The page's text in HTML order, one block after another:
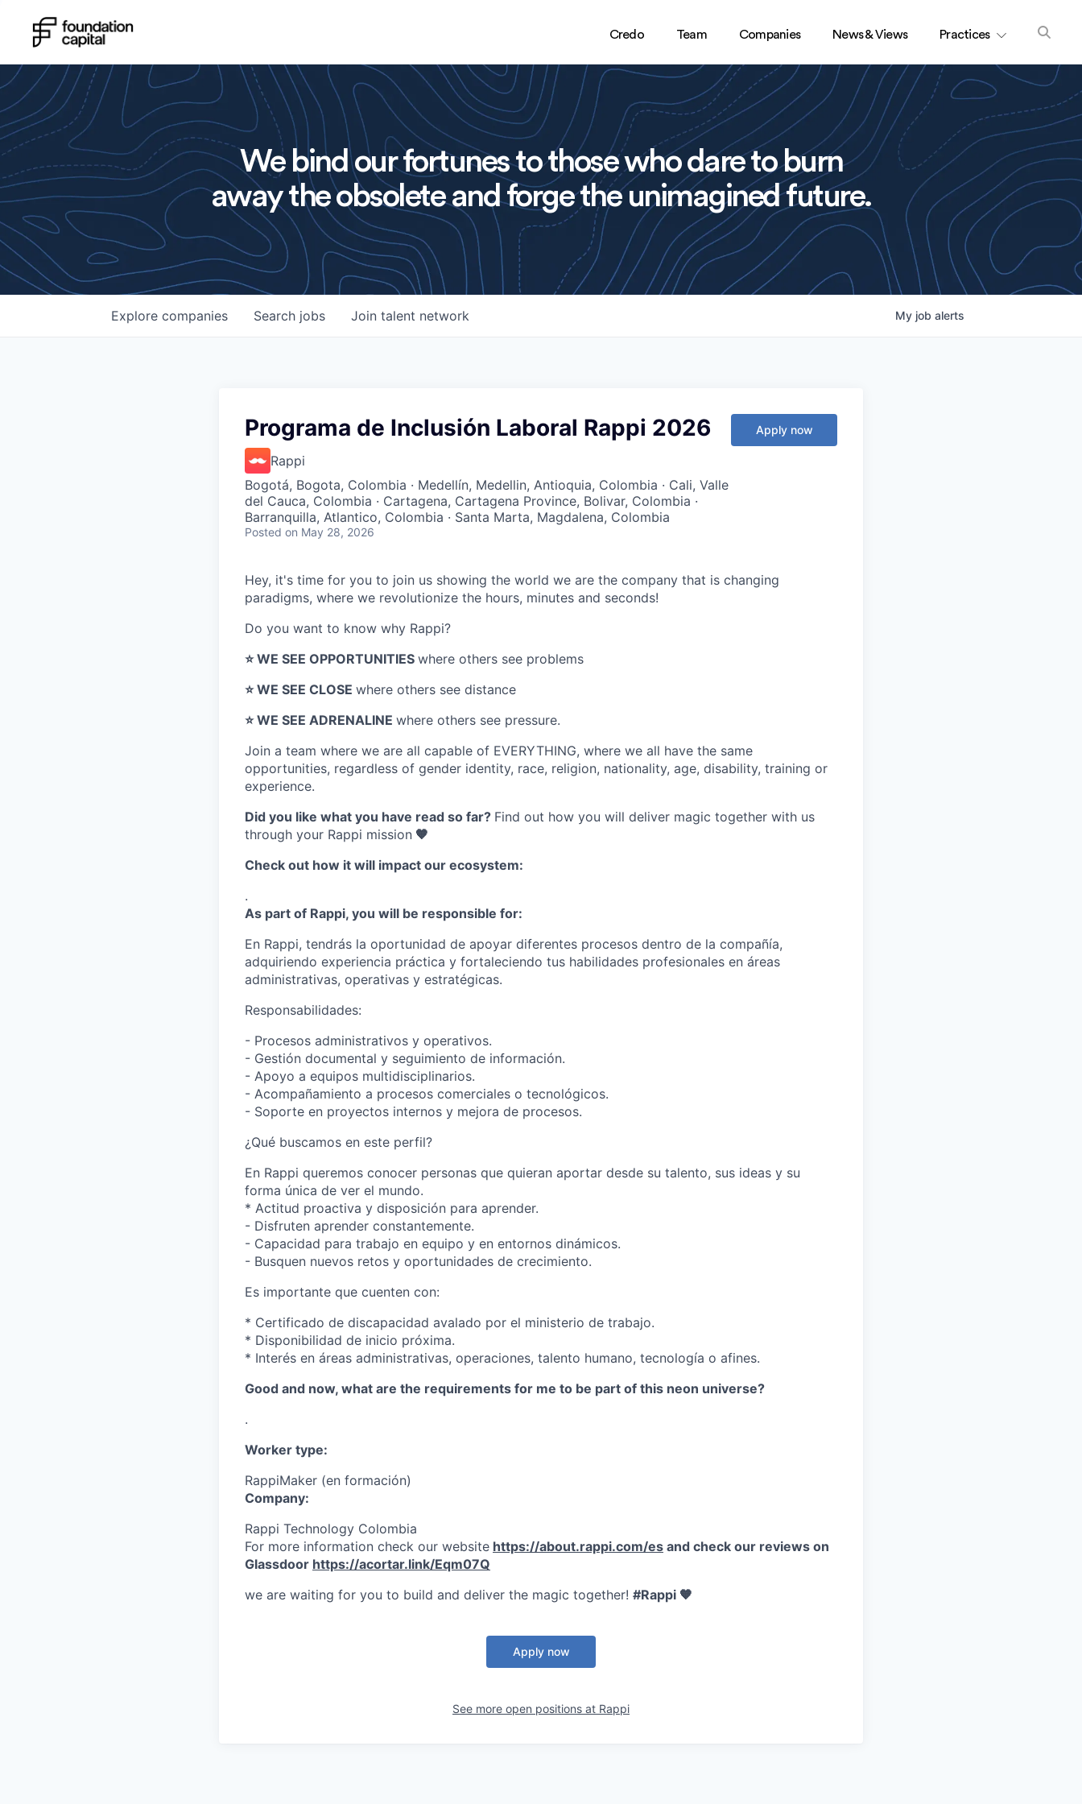
Credo Team Companies News & Views Practices
We bind our fortunes to those who dare to burn
away the obsolete and forge the unimagined future.
Search jobs
Explore companies Join talent network My job alerts
Programa de Inclusión Laboral Rappi 2026
Rappi
Bogotá, Bogota, Colombia · Medellín, Medellin, Antioquia, Colombia · Cali, Valle
del Cauca, Colombia · Cartagena, Cartagena Province, Bolivar, Colombia ·
Barranquilla, Atlantico, Colombia · Santa Marta, Magdalena, Colombia
Posted on May 28, 2026
Apply now
Hey, it's time for you to join us showing the world we are the company that is changing
paradigms, where we revolutionize the hours, minutes and seconds!
Do you want to know why Rappi?
⭐️ WE SEE OPPORTUNITIES where others see problems
⭐️ WE SEE CLOSE where others see distance
⭐️ WE SEE ADRENALINE where others see pressure.
Join a team where we are all capable of EVERYTHING, where we all have the same
opportunities, regardless of gender identity, race, religion, nationality, age, disability, training or
experience.
Did you like what you have read so far? Find out how you will deliver magic together with us
through your Rappi mission 🧡
Check out how it will impact our ecosystem:
.
As part of Rappi, you will be responsible for:
En Rappi, tendrás la oportunidad de apoyar diferentes procesos dentro de la compañía,
adquiriendo experiencia práctica y fortaleciendo tus habilidades profesionales en áreas
administrativas, operativas y estratégicas.
Responsabilidades:
- Procesos administrativos y operativos.
- Gestión documental y seguimiento de información.
- Apoyo a equipos multidisciplinarios.
- Acompañamiento a procesos comerciales o tecnológicos.
- Soporte en proyectos internos y mejora de procesos.
¿Qué buscamos en este perfil?
En Rappi queremos conocer personas que quieran aportar desde su talento, sus ideas y su
forma única de ver el mundo.
* Actitud proactiva y disposición para aprender.
- Disfruten aprender constantemente.
- Capacidad para trabajo en equipo y en entornos dinámicos.
- Busquen nuevos retos y oportunidades de crecimiento.
Es importante que cuenten con:
* Certificado de discapacidad avalado por el ministerio de trabajo.
* Disponibilidad de inicio próxima.
* Interés en áreas administrativas, operaciones, talento humano, tecnología o afines.
Good and now, what are the requirements for me to be part of this neon universe?
.
Worker type:
RappiMaker (en formación)
Company:
Rappi Technology Colombia
For more information check our website https://about.rappi.com/es and check our reviews on
Glassdoor https://acortar.link/Eqm07Q
we are waiting for you to build and deliver the magic together! #Rappi 🧡
Apply now
See more open positions at Rappi